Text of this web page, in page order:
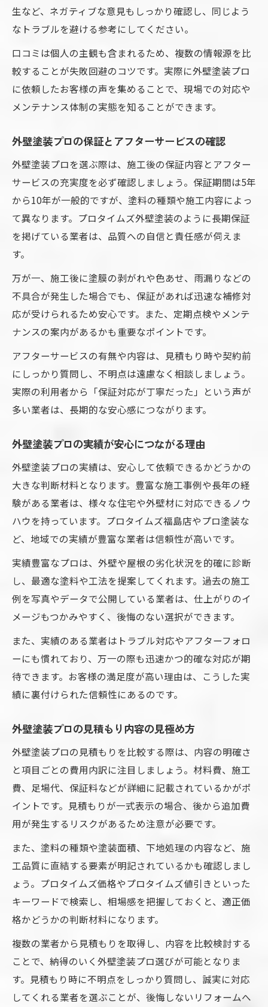
生など、ネガティブな意見もしっかり確認し、同じよう
なトラブルを避ける参考にしてください。
口コミは個人の主観も含まれるため、複数の情報源を比
較することが失敗回避のコツです。実際に外壁塗装プロ
に依頼したお客様の声を集めることで、現場での対応や
メンテナンス体制の実態を知ることができます。
外壁塗装プロの保証とアフターサービスの確認
外壁塗装プロを選ぶ際は、施工後の保証内容とアフター
サービスの充実度を必ず確認しましょう。保証期間は5年
から10年が一般的ですが、塗料の種類や施工内容によっ
て異なります。プロタイムズ外壁塗装のように長期保証
を掲げている業者は、品質への自信と責任感が伺えま
す。
万が一、施工後に塗膜の剥がれや色あせ、雨漏りなどの
不具合が発生した場合でも、保証があれば迅速な補修対
応が受けられるため安心です。また、定期点検やメンテ
ナンスの案内があるかも重要なポイントです。
アフターサービスの有無や内容は、見積もり時や契約前
にしっかり質問し、不明点は遠慮なく相談しましょう。
実際の利用者から「保証対応が丁寧だった」という声が
多い業者は、長期的な安心感につながります。
外壁塗装プロの実績が安心につながる理由
外壁塗装プロの実績は、安心して依頼できるかどうかの
大きな判断材料となります。豊富な施工事例や長年の経
験がある業者は、様々な住宅や外壁材に対応できるノウ
ハウを持っています。プロタイムズ福島店やプロ塗装な
ど、地域での実績が豊富な業者は信頼性が高いです。
実績豊富なプロは、外壁や屋根の劣化状況を的確に診断
し、最適な塗料や工法を提案してくれます。過去の施工
例を写真やデータで公開している業者は、仕上がりのイ
メージもつかみやすく、後悔のない選択ができます。
また、実績のある業者はトラブル対応やアフターフォロ
ーにも慣れており、万一の際も迅速かつ的確な対応が期
待できます。お客様の満足度が高い理由は、こうした実
績に裏付けられた信頼性にあるのです。
外壁塗装プロの見積もり内容の見極め方
外壁塗装プロの見積もりを比較する際は、内容の明確さ
と項目ごとの費用内訳に注目しましょう。材料費、施工
費、足場代、保証料などが詳細に記載されているかがポ
イントです。見積もりが一式表示の場合、後から追加費
用が発生するリスクがあるため注意が必要です。
また、塗料の種類や塗装面積、下地処理の内容など、施
工品質に直結する要素が明記されているかも確認しまし
ょう。プロタイムズ価格やプロタイムズ値引きといった
キーワードで検索し、相場感を把握しておくと、適正価
格かどうかの判断材料になります。
複数の業者から見積もりを取得し、内容を比較検討する
ことで、納得のいく外壁塗装プロ選びが可能となりま
す。見積もり時に不明点をしっかり質問し、誠実に対応
してくれる業者を選ぶことが、後悔しないリフォームへ